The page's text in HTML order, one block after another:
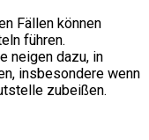
Fällen können
führen.
neigen dazu, in
insbesondere wenn
zubeißen.